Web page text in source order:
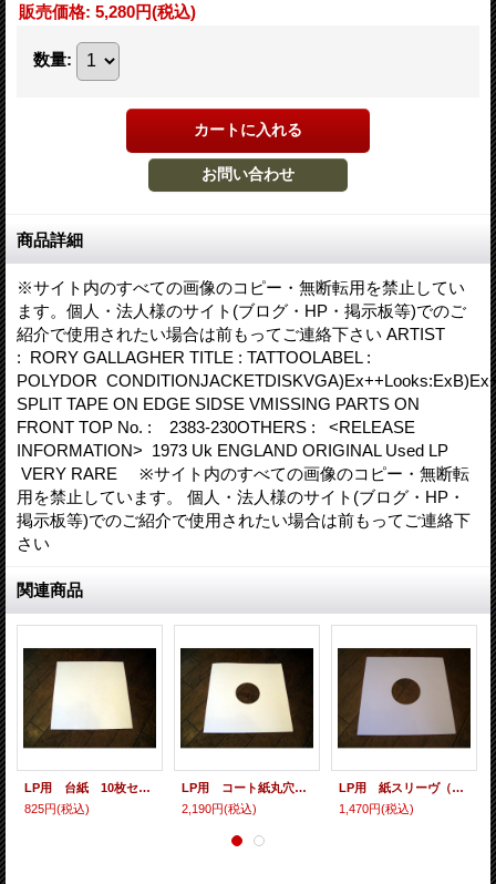
販売価格: 5,280円(税込)
数量:
商品詳細
※サイト内のすべての画像のコピー・無断転用を禁止してい
ます。個人・法人様のサイト(ブログ・HP・掲示板等)でのご
紹介で使用されたい場合は前もってご連絡下さい ARTIST
: RORY GALLAGHER TITLE : TATTOOLABEL :
POLYDOR
SPLIT TAPE ON EDGE SIDSE VMISSING PARTS ON
FRONT TOP No. : 2383-230OTHERS : <RELEASE
INFORMATION> 1973 Uk ENGLAND ORIGINAL Used LP
VERY RARE ※サイト内のすべての画像のコピー・無断転
用を禁止しています。 個人・法人様のサイト(ブログ・HP・
掲示板等)でのご紹介で使用されたい場合は前もってご連絡下
さい
関連商品
LP用 台紙 10枚セット
825円(税込)
LP用 コート紙丸穴ジャケ 10枚セット
2,190円(税込)
LP用 紙スリーヴ（レギュラー 四角の角） 10枚セット
1,470円(税込)